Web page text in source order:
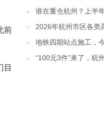
前
目
谁在重仓杭州？上半
2026年杭州市区各类
地铁四期站点施工，
“100元3件”来了，杭